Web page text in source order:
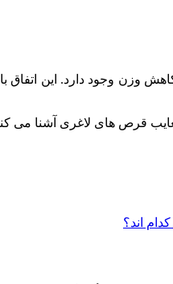
وزن وجود دارد. این
قرص های لاغری آشنا می
اند؟